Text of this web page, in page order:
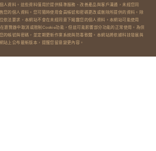
人資料。這些資料僅用於提供精準服務、改善產品與客戶溝通，未經您同
您的個人資料。您可隨時使用會員帳號和密碼更改或刪除所提供的資料。除
依法要求，本網站不會在未經同意下揭露您的個人資料。本網站可能使用
瀏覽器中取消或限制Cookie功能，但這可能影響部分功能的正常使用。為保
的帳號與密碼，並定期更新作業系統與防毒軟體。本網站將依據科技發展與
站上公布最新版本，提醒您留意變更內容。